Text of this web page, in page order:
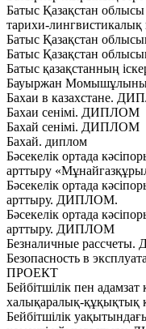
Батыс Қазақстан
тарихи-
Батыс Қазақстан
Батыс Қазақстан
Батыс қазақстанның
Бауыржан
Бахаи в казахстане.
Бахаи сенiмi. ДИПЛОМ
Бахай сенімі. ДИПЛОМ
Бахай. диплом
Бәсекелік ортада
арттыру
Бәсекелік ортада
арттыру. ДИПЛОМ.
Бәсекелік ортада
арттыру. ДИПЛОМ
Безналичные
Безопасность в
ПРОЕКТ
Бейбітшілік пен адамзат
халықаралық-
Бейбітшілік